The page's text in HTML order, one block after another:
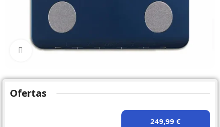
Click to enlarge
Ofertas
249,99 €